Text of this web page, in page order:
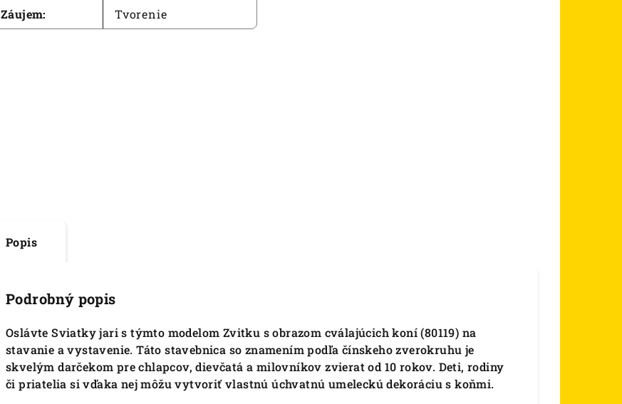
Záujem: Tvorenie
Popis
Podrobný popis
Oslávte Sviatky jari s týmto modelom Zvitku s obrazom cválajúcich koní (80119) na
stavanie a vystavenie. Táto stavebnica so znamením podľa čínskeho zverokruhu je
skvelým darčekom pre chlapcov, dievčatá a milovníkov zvierat od 10 rokov. Deti, rodiny
či priatelia si vďaka nej môžu vytvoriť vlastnú úchvatnú umeleckú dekoráciu s koňmi.